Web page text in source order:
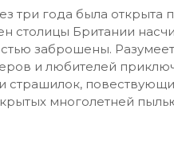
три года была открыта
столицы Британии
заброшены.
и любителей
страшилок,
многолетней